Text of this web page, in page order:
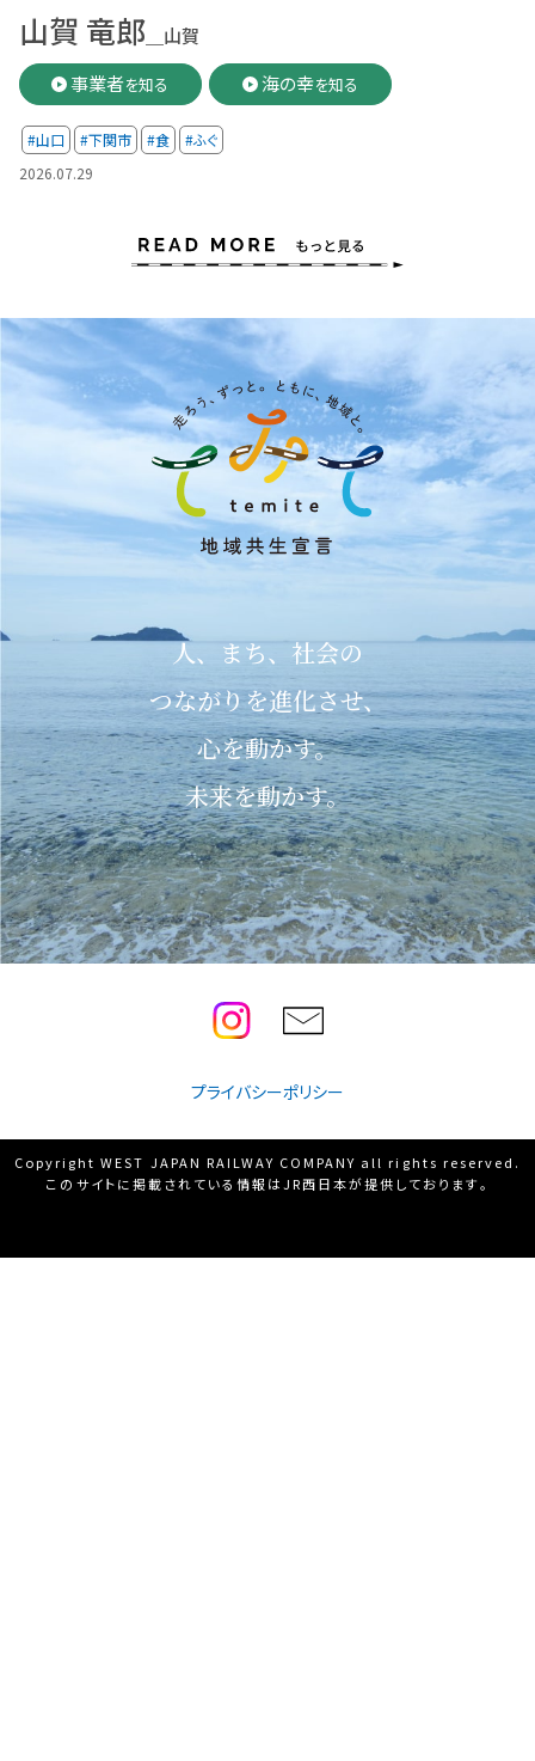
山賀 竜郎 ＿山賀
事業者を知る 海の幸を知る
#山口 #下関市 #食
#ふぐ
2026.07.29
人、まち、社会の
つながりを進化させ、
心を動かす。
未来を動かす。
プライバシーポリシー
Copyright WEST JAPAN RAILWAY COMPANY all rights reserved.
このサイトに掲載されている情報はJR西日本が提供しております。